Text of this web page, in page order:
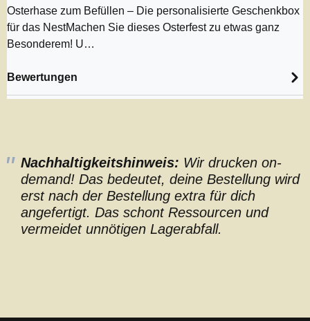
Osterhase zum Befüllen – Die personalisierte Geschenkbox
für das NestMachen Sie dieses Osterfest zu etwas ganz
Besonderem! U…
Bewertungen
Nachhaltigkeitshinweis: Wir drucken on-
demand! Das bedeutet, deine Bestellung wird
erst nach der Bestellung extra für dich
angefertigt. Das schont Ressourcen und
vermeidet unnötigen Lagerabfall.